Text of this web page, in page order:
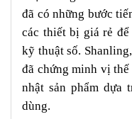
đã có những bước
các thiết bị giá rẻ
kỹ thuật số.
đã chứng minh vị
nhật sản phẩm dựa
dùng.